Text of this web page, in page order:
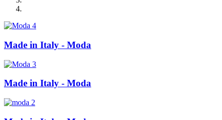
Made in Italy - Moda
Made in Italy - Moda